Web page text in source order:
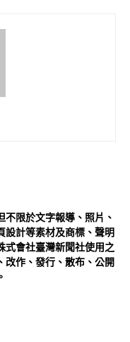
不限於文字報導、照片、
設計等素材及商標、聲明
式會社臺灣新聞社使用之
改作、發行、散布、公開